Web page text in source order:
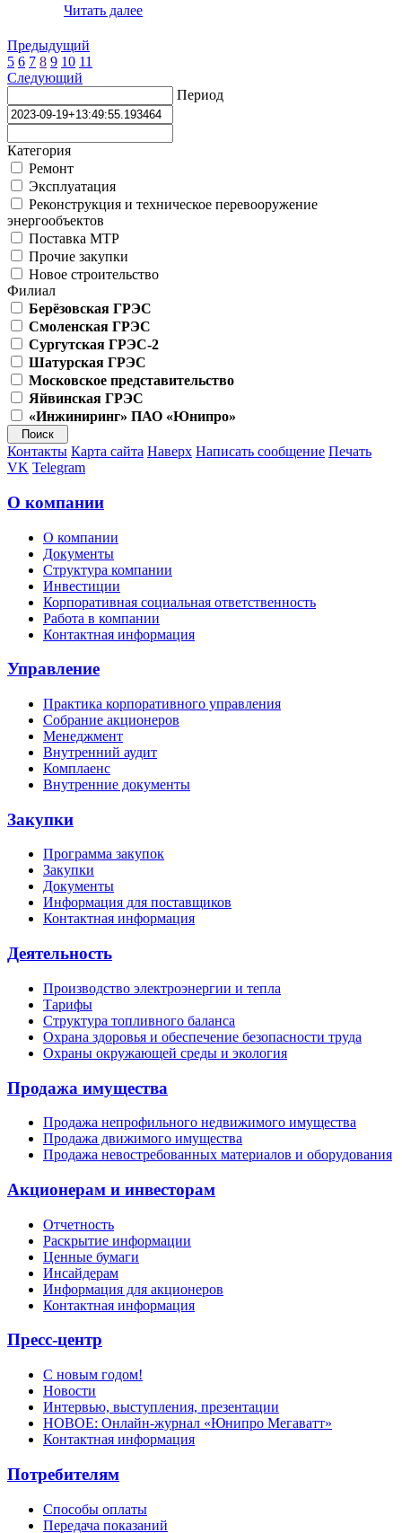
Читать далее
Предыдущий
5 6 7 8 9 10 11
Следующий
Период
Категория
Ремонт
Эксплуатация
Реконструкция и техническое перевооружение
энергообъектов
Поставка МТР
Прочие закупки
Новое строительство
Филиал
Берёзовская ГРЭС
Смоленская ГРЭС
Сургутская ГРЭС-2
Шатурская ГРЭС
Московское представительство
Яйвинская ГРЭС
«Инжиниринг» ПАО «Юнипро»
Контакты Карта сайта Наверх Написать сообщение Печать
VK Telegram
О компании
О компании
Документы
Структура компании
Инвестиции
Корпоративная социальная ответственность
Работа в компании
Контактная информация
Управление
Практика корпоративного управления
Собрание акционеров
Менеджмент
Внутренний аудит
Комплаенс
Внутренние документы
Закупки
Программа закупок
Закупки
Документы
Информация для поставщиков
Контактная информация
Деятельность
Производство электроэнергии и тепла
Тарифы
Структура топливного баланса
Охрана здоровья и обеспечение безопасности труда
Охраны окружающей среды и экология
Продажа имущества
Продажа непрофильного недвижимого имущества
Продажа движимого имущества
Продажа невостребованных материалов и оборудования
Акционерам и инвесторам
Отчетность
Раскрытие информации
Ценные бумаги
Инсайдерам
Информация для акционеров
Контактная информация
Пресс-центр
С новым годом!
Новости
Интервью, выступления, презентации
НОВОЕ: Онлайн-журнал «Юнипро Мегаватт»
Контактная информация
Потребителям
Способы оплаты
Передача показаний